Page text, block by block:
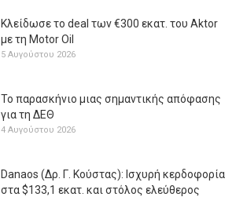
Κλείδωσε το deal των €300 εκατ. του Aktor
με τη Μotor Oil
5 Αυγούστου 2026
Το παρασκήνιο μιας σημαντικής απόφασης
για τη ΔΕΘ
4 Αυγούστου 2026
Danaos (Δρ. Γ. Κούστας): Ισχυρή κερδοφορία
στα $133,1 εκατ. και στόλος ελεύθερος